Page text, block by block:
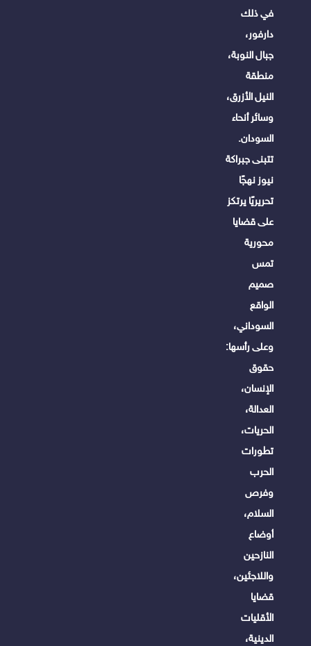
في ذلك
دارفور،
جبال النوبة،
منطقة
النيل الأزرق،
وسائر أنحاء
السودان.
تتبنى جبراكة
نيوز نهجًا
تحريريًا يرتكز
على قضايا
محورية
تمس
صميم
الواقع
السوداني،
وعلى رأسها:
حقوق
الإنسان،
العدالة،
الحريات،
تطورات
الحرب
وفرص
السلام،
أوضاع
النازحين
واللاجئين،
قضايا
الأقليات
الدينية،